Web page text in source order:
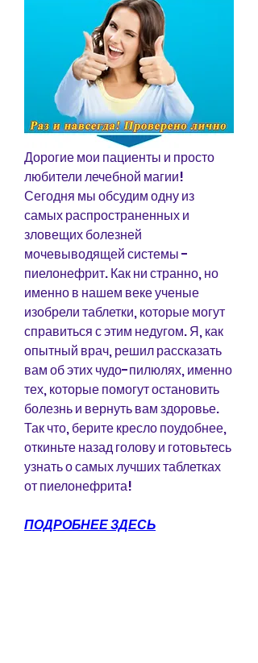
Дорогие мои пациенты и просто
любители лечебной магии!
Сегодня мы обсудим одну из
самых распространенных и
зловещих болезней
мочевыводящей системы -
пиелонефрит. Как ни странно, но
именно в нашем веке ученые
изобрели таблетки, которые могут
справиться с этим недугом. Я, как
опытный врач, решил рассказать
вам об этих чудо-пилюлях, именно
тех, которые помогут остановить
болезнь и вернуть вам здоровье.
Так что, берите кресло поудобнее,
откиньте назад голову и готовьтесь
узнать о самых лучших таблетках
от пиелонефрита!
ПОДРОБНЕЕ ЗДЕСЬ